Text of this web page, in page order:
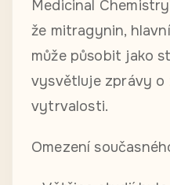
Medicinal
že mitragynin,
může působit jako
vysvětluje zprávy o
vytrvalosti.
Omezení